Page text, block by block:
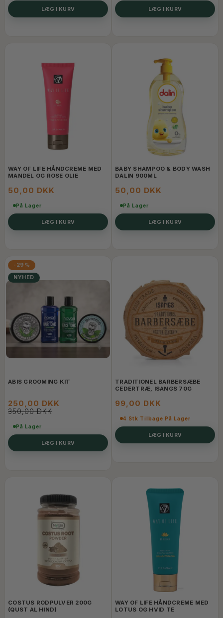
LÆG I KURV LÆG I KURV
WAY OF LIFE HÅNDCREME MED
MANDEL OG ROSE OLIE
50,00 DKK
På Lager
LÆG I KURV
BABY SHAMPOO & BODY WASH
DALIN 900ML
50,00 DKK
På Lager
LÆG I KURV
-29%
NYHED
ABIS GROOMING KIT
250,00 DKK
350,00 DKK
På Lager
LÆG I KURV
TRADITIONEL BARBERSÆBE
CEDERTRÆ, ISANGS 70G
99,00 DKK
4 Stk Tilbage På Lager
LÆG I KURV
COSTUS RODPULVER 200G
(QUST AL HIND)
WAY OF LIFE HÅNDCREME MED
LOTUS OG HVID TE